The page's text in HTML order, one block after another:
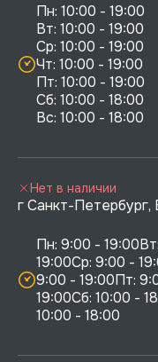
Пн: 10:00 - 19:00
Вт: 10:00 - 19:00
Ср: 10:00 - 19:00
Чт: 10:00 - 19:00
Пт: 10:00 - 19:00
Сб: 10:00 - 18:00
г Санкт-Петербург,
Пн: 9:00 -
19:00Ср: 9:00 -
9:00 - 19:00Пт:
19:00Сб: 10:00 -
10:00 - 18:00
Нет в наличии